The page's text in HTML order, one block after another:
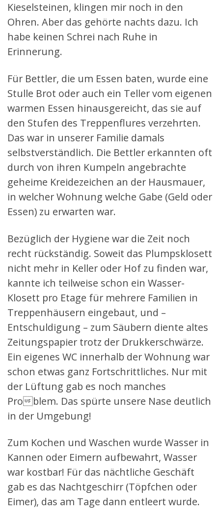
Kieselsteinen, klingen mir noch in den
Ohren. Aber das gehörte nachts dazu. Ich
habe keinen Schrei nach Ruhe in
Erinnerung.
Für Bettler, die um Essen baten, wurde eine
Stulle Brot oder auch ein Teller vom eigenen
warmen Essen hinausgereicht, das sie auf
den Stufen des Treppenflures verzehrten.
Das war in unserer Familie damals
selbstverständlich. Die Bettler erkannten oft
durch von ihren Kumpeln angebrachte
geheime Kreidezeichen an der Hausmauer,
in welcher Wohnung welche Gabe (Geld oder
Essen) zu erwarten war.
Bezüglich der Hygiene war die Zeit noch
recht rückständig. Soweit das Plumpsklosett
nicht mehr in Keller oder Hof zu finden war,
kannte ich teilweise schon ein Wasser-
Klosett pro Etage für mehrere Familien in
Treppenhäusern eingebaut, und –
Entschuldigung – zum Säubern diente altes
Zeitungspapier trotz der Drukkerschwärze.
Ein eigenes WC innerhalb der Wohnung war
schon etwas ganz Fortschrittliches. Nur mit
der Lüftung gab es noch manches
Problem. Das spürte unsere Nase deutlich
in der Umgebung!
Zum Kochen und Waschen wurde Wasser in
Kannen oder Eimern aufbewahrt, Wasser
war kostbar! Für das nächtliche Geschäft
gab es das Nachtgeschirr (Töpfchen oder
Eimer), das am Tage dann entleert wurde.